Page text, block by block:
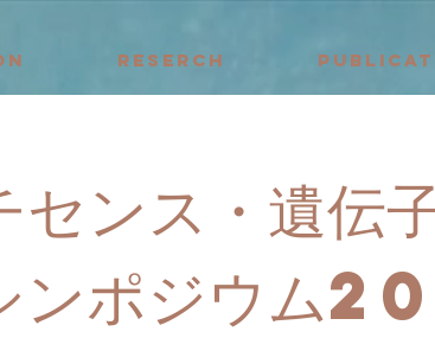
RESERCH
センス・遺伝
ンポジウム